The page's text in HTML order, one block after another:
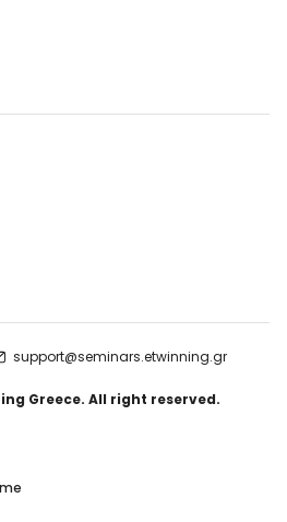
support@seminars.etwinning.gr
Greece. All right reserved.